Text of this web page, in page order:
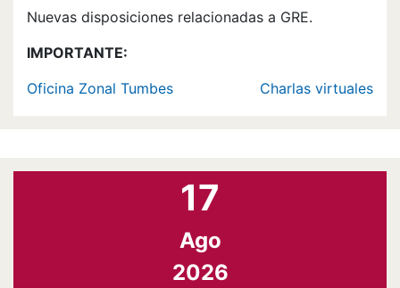
Nuevas disposiciones relacionadas a GRE.
IMPORTANTE:
Oficina Zonal Tumbes
Charlas virtuales
17
Ago
2026